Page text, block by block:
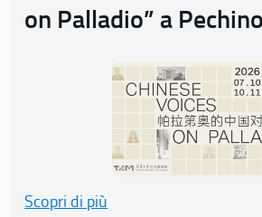
on Palladio” a Pechino
Scopri di più